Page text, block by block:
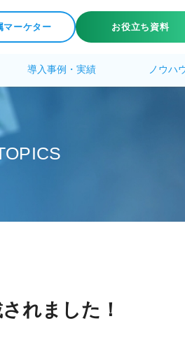
マーケター お役立ち資料
導入事例・実績 ノウハ
OPICS
れました！